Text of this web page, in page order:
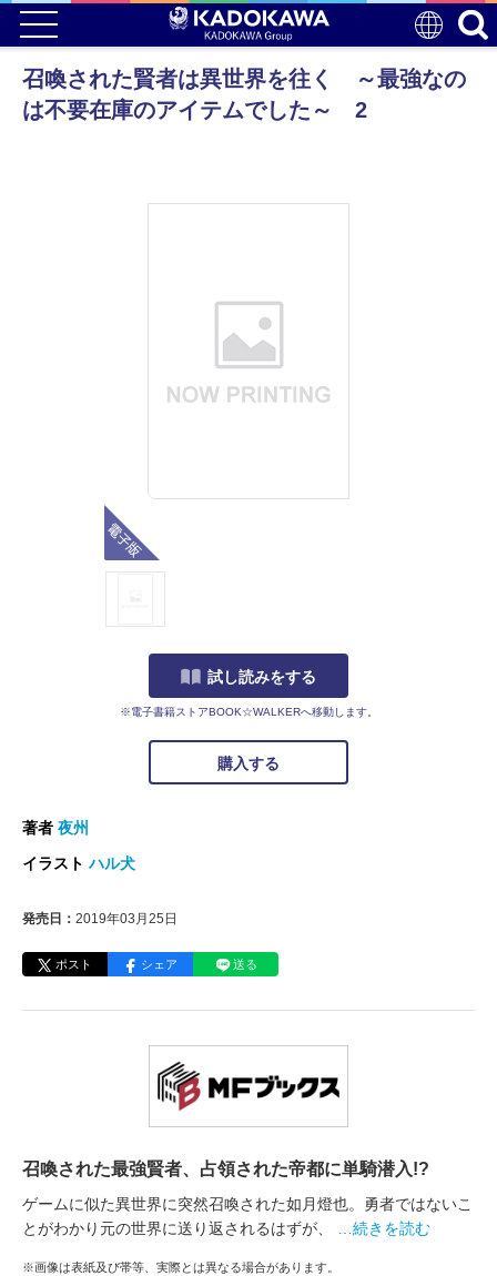
召喚された賢者は異世界を往く ～最強なの
は不要在庫のアイテムでした～ 2
試し読みをする
※電子書籍ストアBOOK☆WALKERへ移動します。
購入する
著者 夜州
イラストハル犬
発売日： 2019年03月25日
ポスト シェア 送る
召喚された最強賢者、占領された帝都に単騎潜入!?
ゲームに似た異世界に突然召喚された如月燈也。勇者ではないこ
とがわかり元の世界に送り返されるはずが、
…続きを読む
※画像は表紙及び帯等、実際とは異なる場合があります。